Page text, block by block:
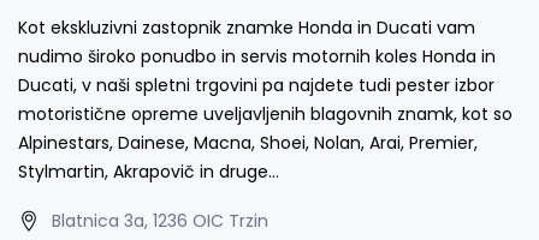
Kot ekskluzivni zastopnik znamke Honda in Ducati vam
nudimo široko ponudbo in servis motornih koles Honda in
Ducati, v naši spletni trgovini pa najdete tudi pester izbor
motoristične opreme uveljavljenih blagovnih znamk, kot so
Alpinestars, Dainese, Macna, Shoei, Nolan, Arai, Premier,
Stylmartin, Akrapovič in druge…
Blatnica 3a, 1236 OIC Trzin